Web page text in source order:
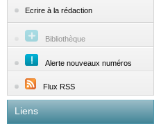
Ecrire à la rédaction
Bibliothèque
Alerte nouveaux numéros
Flux RSS
Liens